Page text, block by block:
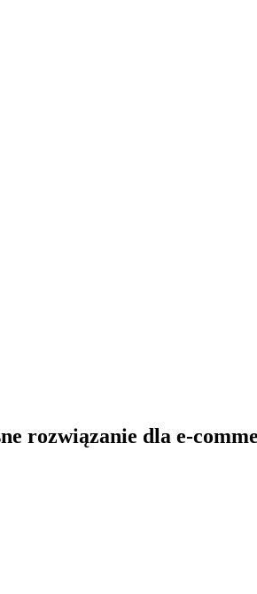
rozwiązanie dla e-